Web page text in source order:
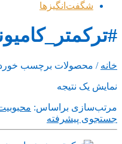
شگفت‌انگیزها
خانه / محصولات برچسب
نمایش یک نتیجه
مرتب‌سازی براساس:
جستجوی پیشرفته